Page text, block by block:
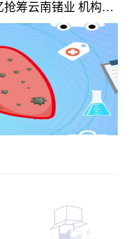
筹云南锗业 机构净